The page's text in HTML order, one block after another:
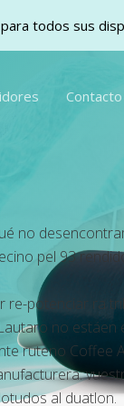
Contacto
no
pel 93
potenciar ra
no
ruteno
al duatlon.
todos sus